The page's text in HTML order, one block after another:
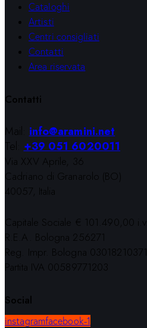
Cataloghi
Artisti
Centri consigliati
Contatti
Area riservata
Contatti
Mail:info@aramini.net
Tel:+39 051 6020011
Via XXV Aprile, 36
Cadriano di Granarolo (BO)
40057, Italia
Capitale Sociale € 101.490,00 i.v.
R.E.A. Bologna 256271
Reg. Impr. Bologna 03018210371
Partita IVA 00589771203
Social
instagramfacebook-1